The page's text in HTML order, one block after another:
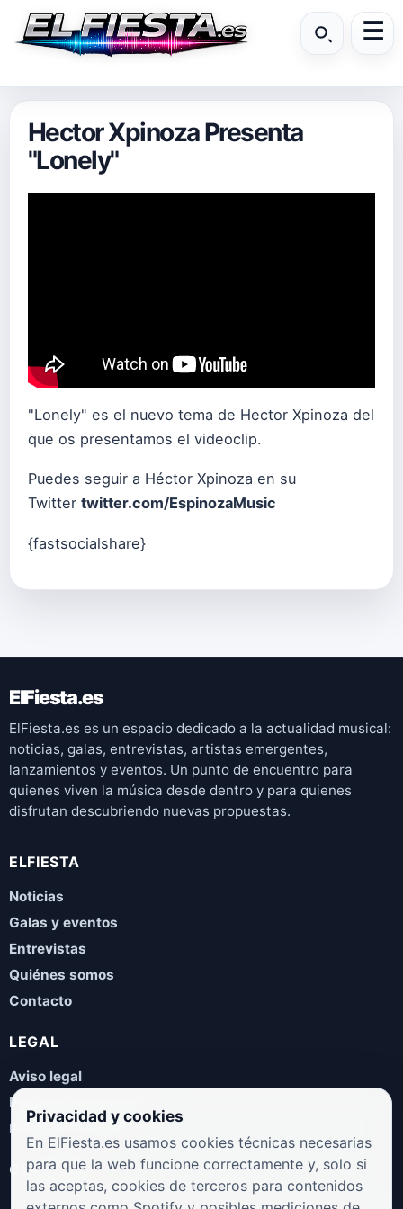
Hector Xpinoza Presenta
"Lonely"
"Lonely" es el nuevo tema de Hector Xpinoza del
que os presentamos el videoclip.
Puedes seguir a Héctor Xpinoza en su
Twitter twitter.com/EspinozaMusic
{fastsocialshare}
ElFiesta.es
ElFiesta.es es un espacio dedicado a la actualidad musical:
noticias, galas, entrevistas, artistas emergentes,
lanzamientos y eventos. Un punto de encuentro para
quienes viven la música desde dentro y para quienes
disfrutan descubriendo nuevas propuestas.
ELFIESTA
Noticias
Galas y eventos
Entrevistas
Quiénes somos
Contacto
LEGAL
Aviso legal
Política de privacidad
Política de cookies
COLABORA
¿Eres artista, manager, sello o promotor? Envíanos tus
Privacidad y cookies
En ElFiesta.es usamos cookies técnicas necesarias
para que la web funcione correctamente y, solo si
las aceptas, cookies de terceros para contenidos